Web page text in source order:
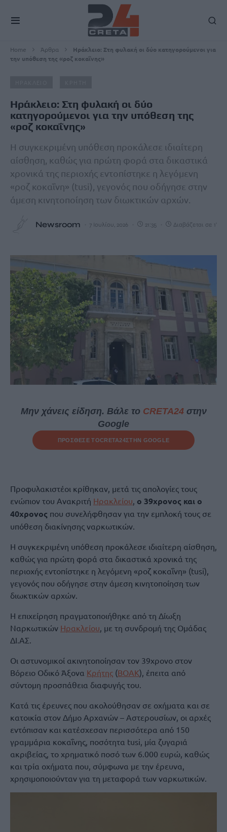
Home Άρθρα
Ηράκλειο: Στη φυλακή οι δύο κατηγορούμενοι για
την υπόθεση της «ροζ κοκαΐνης»
Ηράκλειο: Στη φυλακή οι δύο
κατηγορούμενοι για την υπόθεση της
«ροζ κοκαΐνης»
Η συγκεκριμένη υπόθεση προκάλεσε ιδιαίτερη
αίσθηση, καθώς για πρώτη φορά στα δικαστικά
χρονικά της περιοχής εντοπίστηκε η λεγόμενη
«ροζ κοκαΐνη» (tusi), γεγονός που οδήγησε στην
άμεση κινητοποίηση των διωκτικών αρχών.
Newsroom 7 Ιουλίου, 2026 21:35 Διαβάζεται σε 1'
Μην χάνεις είδηση. Βάλε το CRETA24στην
Google
ΠΡΟΣΘΕΣΕ ΤΟCRETA24ΣΤΗΝ GOOGLE
Προφυλακιστέοι κρίθηκαν, μετά τις απολογίες τους
ενώπιον του Ανακριτή Ηρακλείου, ο 39χρονος και ο
40χρονος που συνελήφθησαν για την εμπλοκή τους σε
υπόθεση διακίνησης ναρκωτικών.
Η συγκεκριμένη υπόθεση προκάλεσε ιδιαίτερη αίσθηση,
καθώς για πρώτη φορά στα δικαστικά χρονικά της
περιοχής εντοπίστηκε η λεγόμενη «ροζ κοκαΐνη» (tusi),
γεγονός που οδήγησε στην άμεση κινητοποίηση των
διωκτικών αρχών.
Η επιχείρηση πραγματοποιήθηκε από τη Δίωξη
Ναρκωτικών Ηρακλείου, με τη συνδρομή της Ομάδας
ΔΙ.ΑΣ.
Οι αστυνομικοί ακινητοποίησαν τον 39χρονο στον
Βόρειο Οδικό Άξονα Κρήτης (ΒΟΑΚ), έπειτα από
σύντομη προσπάθεια διαφυγής του.
Κατά τις έρευνες που ακολούθησαν σε οχήματα και σε
κατοικία στον Δήμο Αρχανών – Αστερουσίων, οι αρχές
εντόπισαν και κατέσχεσαν περισσότερα από 150
γραμμάρια κοκαΐνης, ποσότητα tusi, μία ζυγαριά
ακριβείας, το χρηματικό ποσό των 6.000 ευρώ, καθώς
και τρία οχήματα που, σύμφωνα με την έρευνα,
χρησιμοποιούνταν για τη μεταφορά των ναρκωτικών.